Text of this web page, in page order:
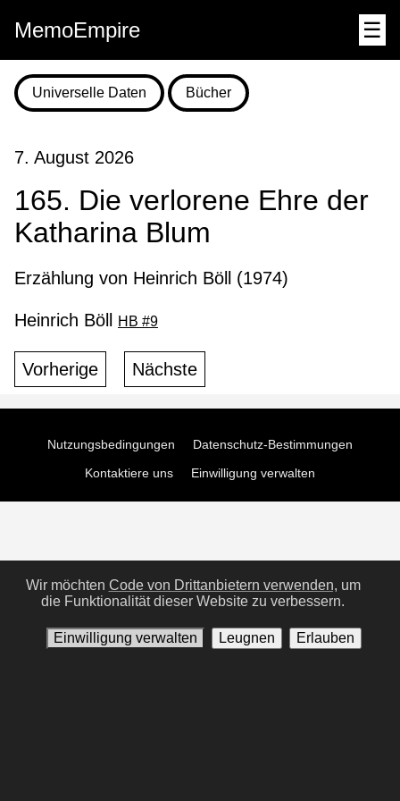
MemoEmpire ☰
Universelle Daten Bücher
7. August 2026
165. Die verlorene Ehre der
Katharina Blum
Erzählung von Heinrich Böll (1974)
Heinrich Böll HB #9
Vorherige Nächste
Nutzungsbedingungen
Datenschutz-Bestimmungen
Kontaktiere uns
Einwilligung verwalten
Wir möchten Code von Drittanbietern verwenden, um
die Funktionalität dieser Website zu verbessern.
Einwilligung verwalten Leugnen Erlauben